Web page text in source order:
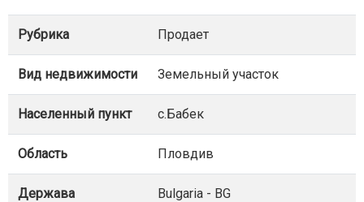
Рубрика Продает
Вид недвижимости Земельный участок
Населенный пункт с.Бабек
Область Пловдив
Держава Bulgaria - BG